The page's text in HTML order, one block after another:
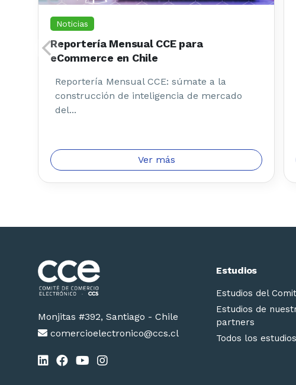
Noticias
Reportería Mensual CCE para
eCommerce en Chile
Reportería Mensual CCE: súmate a la
construcción de inteligencia de mercado
del...
Ver más
Monjitas #392, Santiago - Chile
comercioelectronico@ccs.cl
Estudios
Estudios del
Estudios de
partners
Todos los estudios